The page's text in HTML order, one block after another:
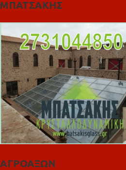
ΜΠΑΤΣΑΚΗΣ
ΑΓΡΟΑΞΩΝ